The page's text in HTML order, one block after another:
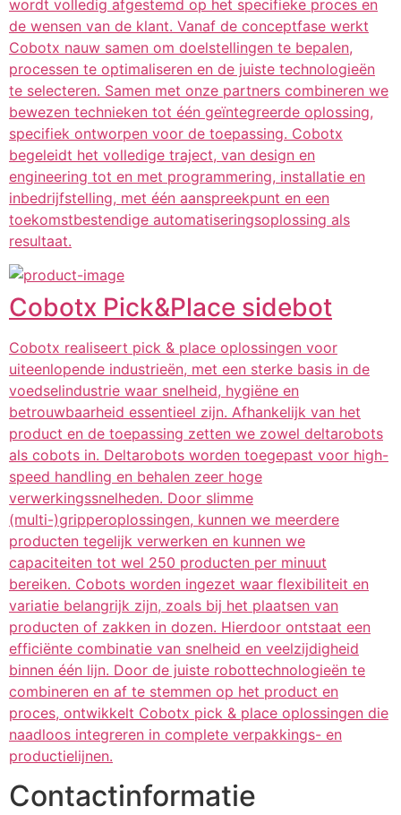
wordt volledig afgestemd op het specifieke proces en
de wensen van de klant. Vanaf de conceptfase werkt
Cobotx nauw samen om doelstellingen te bepalen,
processen te optimaliseren en de juiste technologieën
te selecteren. Samen met onze partners combineren we
bewezen technieken tot één geïntegreerde oplossing,
specifiek ontworpen voor de toepassing. Cobotx
begeleidt het volledige traject, van design en
engineering tot en met programmering, installatie en
inbedrijfstelling, met één aanspreekpunt en een
toekomstbestendige automatiseringsoplossing als
resultaat.
Cobotx Pick&Place sidebot
Cobotx realiseert pick & place oplossingen voor
uiteenlopende industrieën, met een sterke basis in de
voedselindustrie waar snelheid, hygiëne en
betrouwbaarheid essentieel zijn. Afhankelijk van het
product en de toepassing zetten we zowel deltarobots
als cobots in. Deltarobots worden toegepast voor high-
speed handling en behalen zeer hoge
verwerkingssnelheden. Door slimme
(multi-)gripperoplossingen, kunnen we meerdere
producten tegelijk verwerken en kunnen we
capaciteiten tot wel 250 producten per minuut
bereiken. Cobots worden ingezet waar flexibiliteit en
variatie belangrijk zijn, zoals bij het plaatsen van
producten of zakken in dozen. Hierdoor ontstaat een
efficiënte combinatie van snelheid en veelzijdigheid
binnen één lijn. Door de juiste robottechnologieën te
combineren en af te stemmen op het product en
proces, ontwikkelt Cobotx pick & place oplossingen die
naadloos integreren in complete verpakkings- en
productielijnen.
Contactinformatie